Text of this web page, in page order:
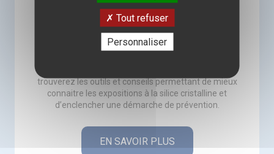
augmenté ces dernières années chez les moins de
25 ans, exposant essentiellement des hommes
jeunes, ouvriers qualifiés et non qualifiés, travaillant
dans le bâtiment et les travaux publics. Une
trouverez les outils et conseils permettant de mieux
connaitre les expositions à la silice cristalline et
d’enclencher une démarche de prévention.
EN SAVOIR PLUS
Tout refuser
Personnaliser